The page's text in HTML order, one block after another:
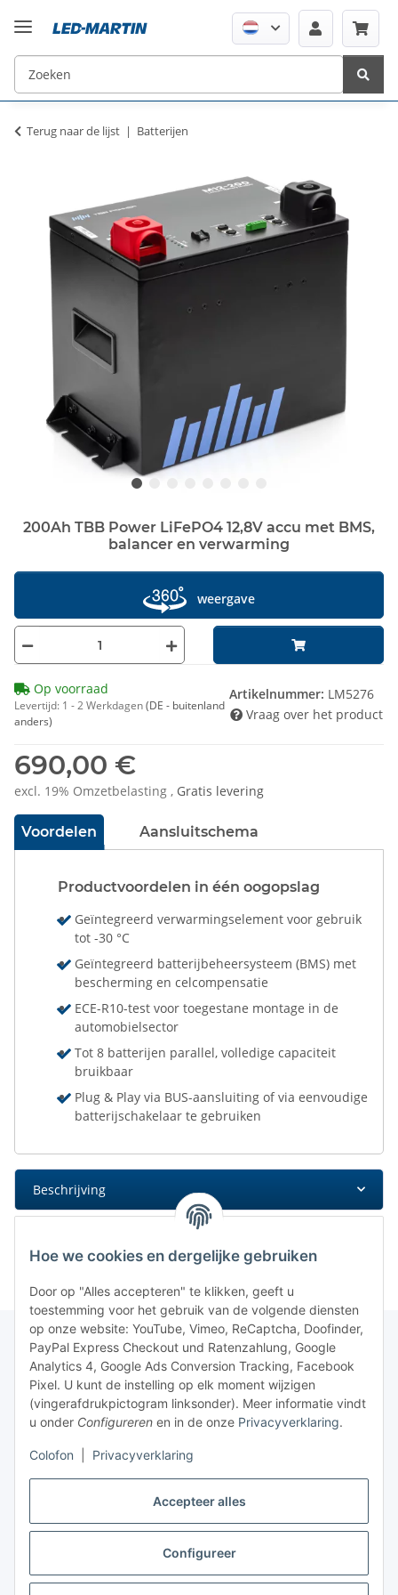
Accepteer alles
Configureer
Hoe we cookies en dergelijke gebruiken
Door op "Alles accepteren" te klikken, geeft u
toestemming voor het gebruik van de volgende diensten
op onze website: YouTube, Vimeo, ReCaptcha, Doofinder,
PayPal Express Checkout und Ratenzahlung, Google
Analytics 4, Google Ads Conversion Tracking, Facebook
Pixel. U kunt de instelling op elk moment wijzigen
(vingerafdrukpictogram linksonder). Meer informatie vindt
u onder Configureren en in de onze Privacyverklaring.
Colofon Privacyverklaring
Terug naar de lijst Batterijen
200Ah TBB Power LiFePO4 12,8V accu met BMS,
balancer en verwarming
690,00 €
excl. 19% Omzetbelasting , Gratis levering
Voordelen Aansluitschema
Productvoordelen in één oogopslag
Geïntegreerd verwarmingselement voor gebruik
tot -30 °C
Geïntegreerd batterijbeheersysteem (BMS) met
bescherming en celcompensatie
ECE-R10-test voor toegestane montage in de
automobielsector
Tot 8 batterijen parallel, volledige capaciteit
bruikbaar
Plug & Play via BUS-aansluiting of via eenvoudige
batterijschakelaar te gebruiken
weergave
Op voorraad
Levertijd: 1 - 2 Werkdagen(DE - buitenland
anders)
Artikelnummer: LM5276
Vraag over het product
Beschrijving